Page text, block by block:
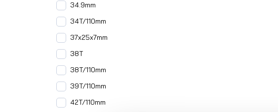
34.9mm
34T/110mm
37x25x7mm
38T
38T/110mm
39T/110mm
42T/110mm